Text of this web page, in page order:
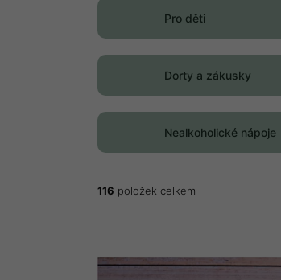
Pro děti
Dorty a zákusky
Nealkoholické nápoje
116 položek celkem
p